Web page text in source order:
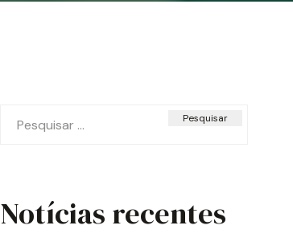
por:
Notícias recentes